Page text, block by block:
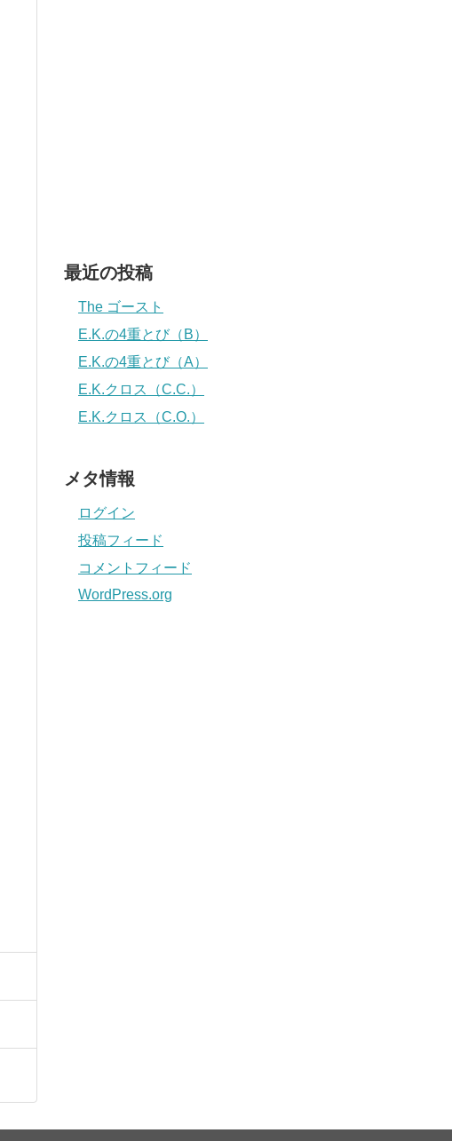
最近の投稿
The ゴースト
E.K.の4重とび（B）
E.K.の4重とび（A）
E.K.クロス（C.C.）
E.K.クロス（C.O.）
メタ情報
ログイン
投稿フィード
コメントフィード
WordPress.org